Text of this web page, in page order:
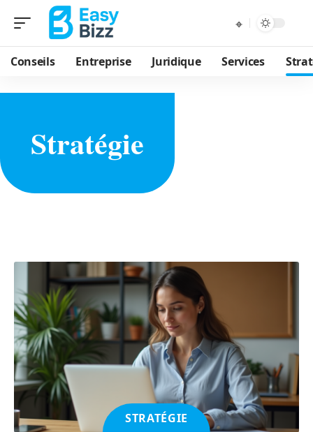
Conseils Entreprise Juridique Services
Stratégie
STRATÉGIE